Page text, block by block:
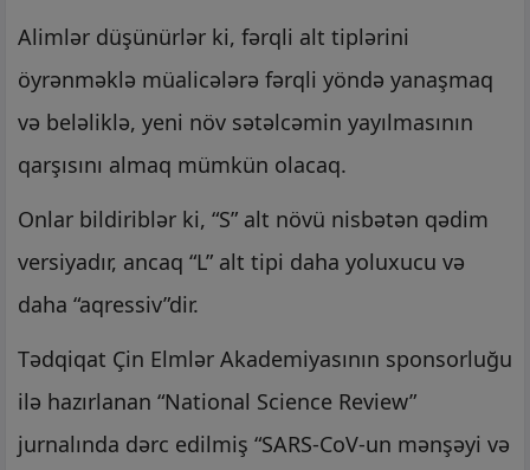
Alimlər düşünürlər ki, fərqli alt tiplərini
öyrənməklə müalicələrə fərqli yöndə yanaşmaq
və beləliklə, yeni növ sətəlcəmin yayılmasının
qarşısını almaq mümkün olacaq.
Onlar bildiriblər ki, “S” alt növü nisbətən qədim
versiyadır, ancaq “L” alt tipi daha yoluxucu və
daha “aqressiv”dir.
Tədqiqat Çin Elmlər Akademiyasının sponsorluğu
ilə hazırlanan “National Science Review”
jurnalında dərc edilmiş “SARS-CoV-un mənşəyi və